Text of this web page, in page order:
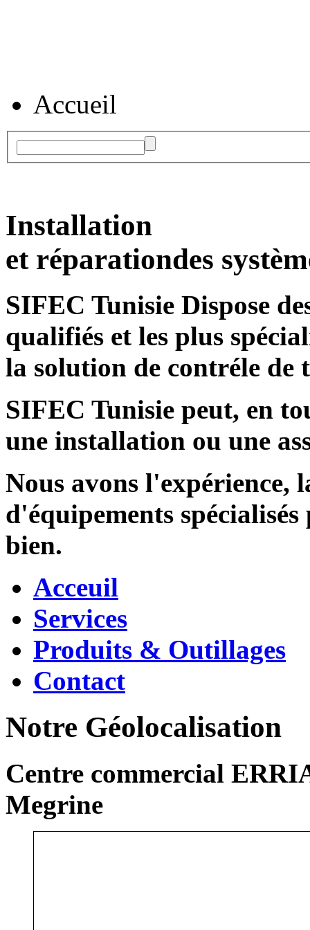
Accueil
Installation
et réparationdes
SIFEC Tunisie Dispose
qualifiés et les plus
la solution de contréle de
SIFEC Tunisie peut, en
une installation ou une
Nous avons l'expérience,
d'équipements
bien.
Acceuil
Services
Produits & Outillages
Contact
Notre Géolocalisation
Centre commercial
Megrine